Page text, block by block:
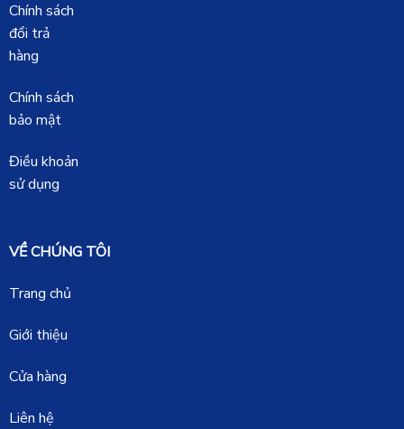
Chính sách
đổi trả
hàng
Chính sách
bảo mật
Điều khoản
sử dụng
VỀ CHÚNG TÔI
Trang chủ
Giới thiệu
Cửa hàng
Liên hệ